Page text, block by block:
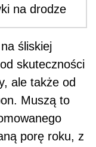
na drodze
śliskiej
skuteczności
ale także od
Muszą to
porę roku, z